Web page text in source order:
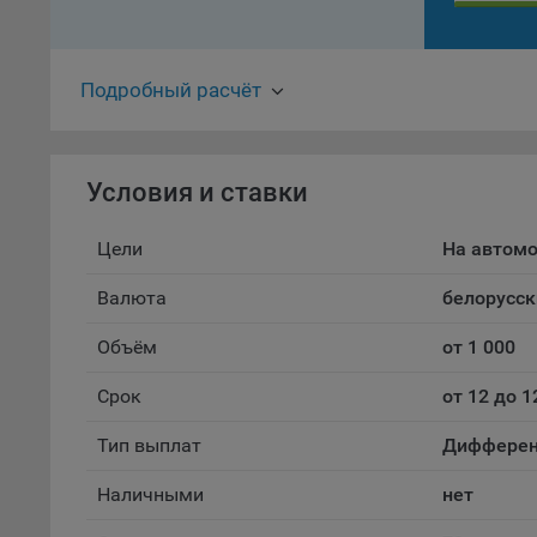
На
Подробный расчёт
Условия и ставки
Цели На
Валюта
Объём от 1 000
Срок от 12 до
Тип выплат
Наличными нет